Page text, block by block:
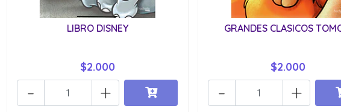
LIBRO DISNEY
$2.000
+
-
GRANDES CLASICOS
$2.000
+
-